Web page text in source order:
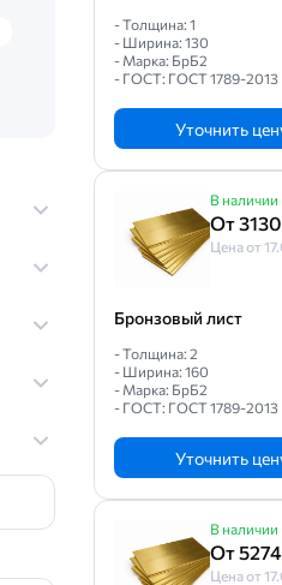
- Толщина: 1
- Ширина: 130
- Марка: БрБ2
- ГОСТ: ГОСТ 1789-2013
Уточнить
В наличии
От
Цена от
Бронзовый лист
- Толщина: 2
- Ширина: 160
- Марка: БрБ2
- ГОСТ: ГОСТ 1789-2013
Уточнить
В наличии
От
Цена от